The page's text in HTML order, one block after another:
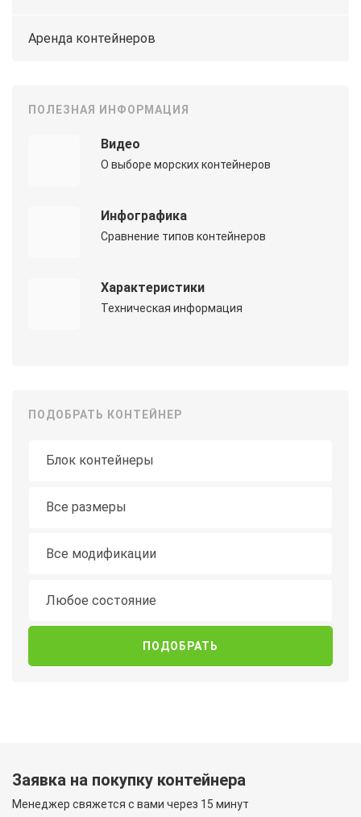
Аренда контейнеров
ПОЛЕЗНАЯ ИНФОРМАЦИЯ
Видео
О выборе морских контейнеров
Инфографика
Сравнение типов контейнеров
Характеристики
Техническая информация
ПОДОБРАТЬ КОНТЕЙНЕР
Все размеры
Все модификации
Любое состояние
Заявка на покупку контейнера
Менеджер свяжется с вами через 15 минут